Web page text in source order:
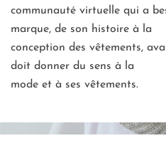
communauté virtuelle qui a
marque, de son histoire à la
conception des vêtements,
doit donner du sens à la
mode et à ses vêtements.